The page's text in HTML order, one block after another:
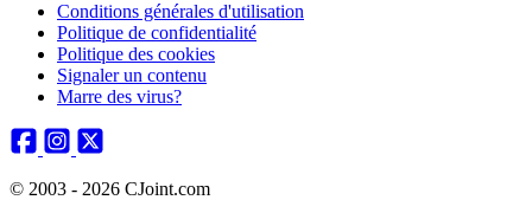
Conditions générales d'utilisation
Politique de confidentialité
Politique des cookies
Signaler un contenu
Marre des virus?
© 2003 - 2026 CJoint.com